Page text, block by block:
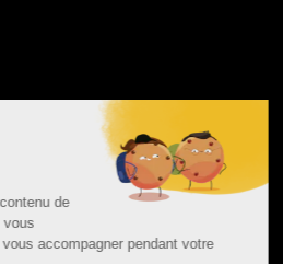
contenu de
vous
vous accompagner pendant votre